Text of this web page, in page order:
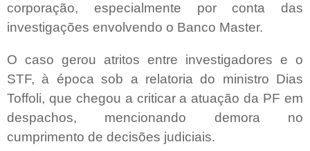
corporação, especialmente por conta das
investigações envolvendo o Banco Master.
O caso gerou atritos entre investigadores e o
STF, à época sob a relatoria do ministro Dias
Toffoli, que chegou a criticar a atuação da PF em
despachos, mencionando demora no
cumprimento de decisões judiciais.